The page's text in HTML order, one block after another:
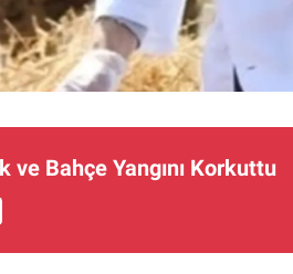
ve Bahçe Yangını Korkuttu